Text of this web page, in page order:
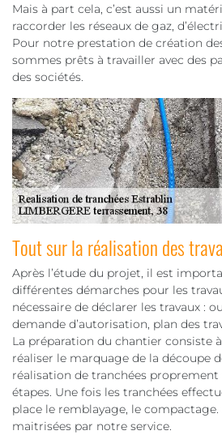
Mais à part cela, c’est aussi un
raccorder les réseaux de gaz,
Pour notre prestation de création
sommes prêts à travailler avec des
des sociétés.
Tout sur la réalisation des
Après l’étude du projet, il est
différentes démarches pour les
nécessaire de déclarer les travaux :
demande d’autorisation, plan des
La préparation du chantier consiste
réaliser le marquage de la découpe
réalisation de tranchées proprement
étapes. Une fois les tranchées
place le remblayage, le
maitrisées par notre service.